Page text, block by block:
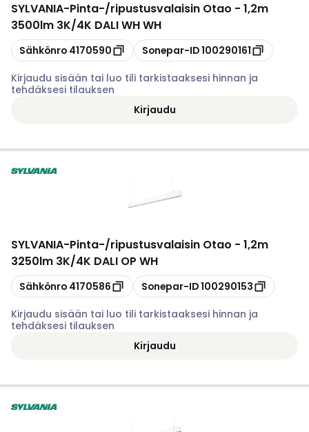
SYLVANIA-Pinta-/ripustusvalaisin Otao - 1,2m
3500lm 3K/4K DALI WH WH
Kopioi
Sähkönro 4170590 Kopioi
Sonepar-ID100290161
Kirjaudu sisään tai luo tili tarkistaaksesi hinnan ja
tehdäksesi tilauksen
Kirjaudu
SYLVANIA-Pinta-/ripustusvalaisin Otao - 1,2m
3250lm 3K/4K DALI OP WH
Kopioi
Sähkönro 4170586 Kopioi
Sonepar-ID100290153
Kirjaudu sisään tai luo tili tarkistaaksesi hinnan ja
tehdäksesi tilauksen
Kirjaudu